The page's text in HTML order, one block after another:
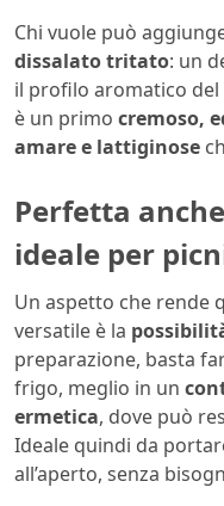
Chi vuole può
dissalato tritato: un
il profilo aromatico
è un primo cremoso,
amare e lattiginose
Perfetta
ideale per
Un aspetto che rende
versatile è la
preparazione, basta
frigo, meglio in un
ermetica, dove può
Ideale quindi da
all’aperto, senza